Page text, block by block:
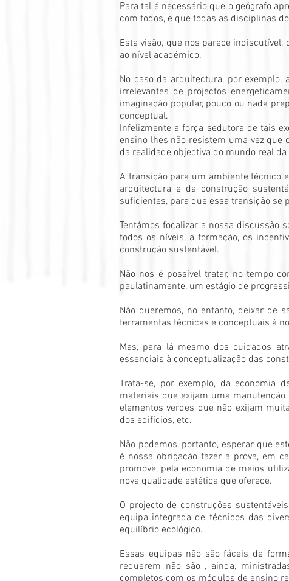
Para tal é necessário que o geógrafo
com todos, e que todas as disciplinas
Esta visão, que nos parece
ao nível académico.
No caso da arquitectura, por
irrelevantes de projectos
imaginação popular, pouco ou nada
conceptual.
Infelizmente a força sedutora de tais
ensino lhes não resistem uma vez que
da realidade objectiva do mundo real
A transição para um ambiente técnico
arquitectura e da construção
suficientes, para que essa transição se
Tentámos focalizar a nossa discussão
todos os níveis, a formação, os
construção sustentável.
Não nos é possível tratar, no tempo
paulatinamente, um estágio de
Não queremos, no entanto, deixar de
ferramentas técnicas e conceptuais à
Mas, para lá mesmo dos cuidados
essenciais à conceptualização das
Trata-se, por exemplo, da economia
materiais que exijam uma
elementos verdes que não exijam
dos edifícios, etc.
Não podemos, portanto, esperar que
é nossa obrigação fazer a prova, em
promove, pela economia de meios
nova qualidade estética que oferece.
O projecto de construções
equipa integrada de técnicos das
equilíbrio ecológico.
Essas equipas não são fáceis de
requerem não são , ainda,
completos com os módulos de ensino